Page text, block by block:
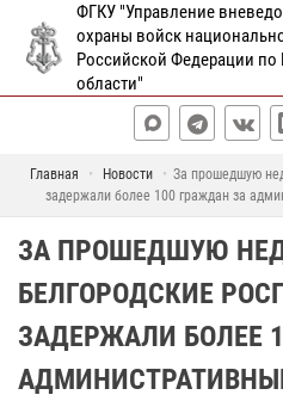
ФГКУ "Управление
охраны войск
Российской Федерации по
области"
Главная Новости
За прошедшую
задержали более 100 граждан за
ЗА ПРОШЕДШУЮ
БЕЛГОРОДСКИЕ
ЗАДЕРЖАЛИ БОЛЕЕ